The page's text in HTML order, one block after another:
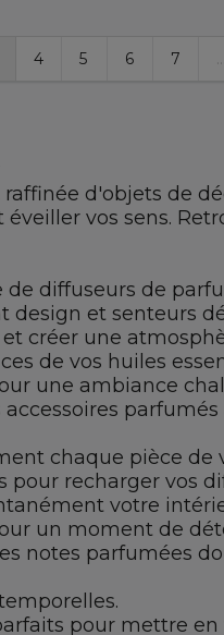
4 5 6 7 …
d'objets de
vos sens.
diffuseurs de
design et senteurs
créer une
de vos huiles
une ambiance
parfumés
chaque pièce de
recharger vos
votre
un moment de
notes parfumées
pour mettre